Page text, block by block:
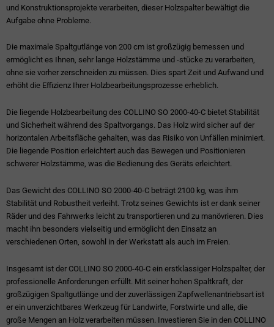
und Konstruktionsprojekte verarbeiten, dieser Holzspalter bewältigt die
Aufgabe ohne Probleme.
Die maximale Spaltgutlänge von 200 cm ist großzügig bemessen und
ermöglicht es Ihnen, sehr lange Holzstämme und -stücke zu verarbeiten,
ohne sie vorher zerschneiden zu müssen. Dies spart Zeit und Aufwand und
erhöht die Effizienz Ihrer Holzbearbeitungsprozesse erheblich.
Die liegende Holzbearbeitung des COLLINO SO 2000-40-C bietet Stabilität
und Sicherheit während des Spaltvorgangs. Das Holz wird sicher auf der
horizontalen Arbeitsfläche gehalten, was das Risiko von Unfällen minimiert.
Die liegende Position erleichtert auch das Bewegen und Positionieren
schwerer Holzstämme, was die Bedienung des Geräts erleichtert.
Das Gewicht des COLLINO SO 2000-40-C beträgt 2100 kg, was ihm
Stabilität und Robustheit verleiht. Trotz seines Gewichts ist er dank seiner
Räder und des Fahrwerks leicht zu transportieren und zu manövrieren. Dies
macht ihn besonders vielseitig und ermöglicht den Einsatz an
verschiedenen Orten, sowohl in der Werkstatt als auch im Freien.
Insgesamt ist der COLLINO SO 2000-40-C ein erstklassiger Holzspalter, der
professionelle Anforderungen erfüllt. Mit seiner hohen Spaltkraft, der
großzügigen Spaltgutlänge und der zuverlässigen Zapfwellenantriebsart ist
er ein unverzichtbares Werkzeug für Landwirte, Forstwirte und alle, die
große Mengen an Holz verarbeiten müssen. Investieren Sie in den COLLINO